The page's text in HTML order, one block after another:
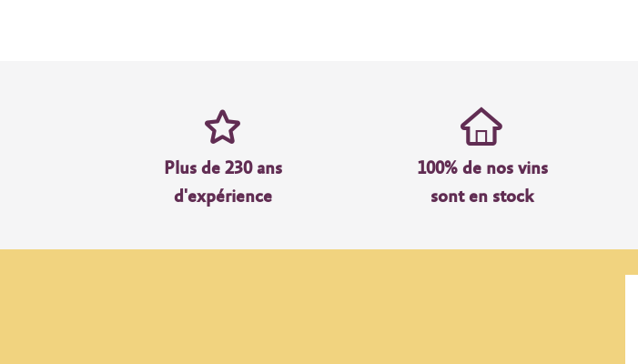
Plus de 230 ans
d'expérience
100% de nos vins
sont en stock